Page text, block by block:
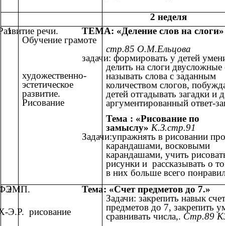
2 неделя
1
речи.
Обучение грамоте
художественно-
эстетическое
развитие.
Рисование
ТЕМА: «Деление слов на слоги»
стр.85 О.М.Ельцова
задачи: формировать у детей
делить на слоги двусложные
называть слова с заданным
количеством слогов,
детей отгадывать загадки и
аргументированный ответ-
Тема : «Рисование по
замыслу» К.З.стр.91
Задачи:упражнять в рисовании
карандашами, восковыми
карандашами, учить
рисунки и рассказывать о
в них больше всего
2
Э.Р. рисование
Тема: «Счет предметов до 7.»
Задачи: закрепить навык
предметов до 7, закрепить
сравнивать числа,. Стр.89